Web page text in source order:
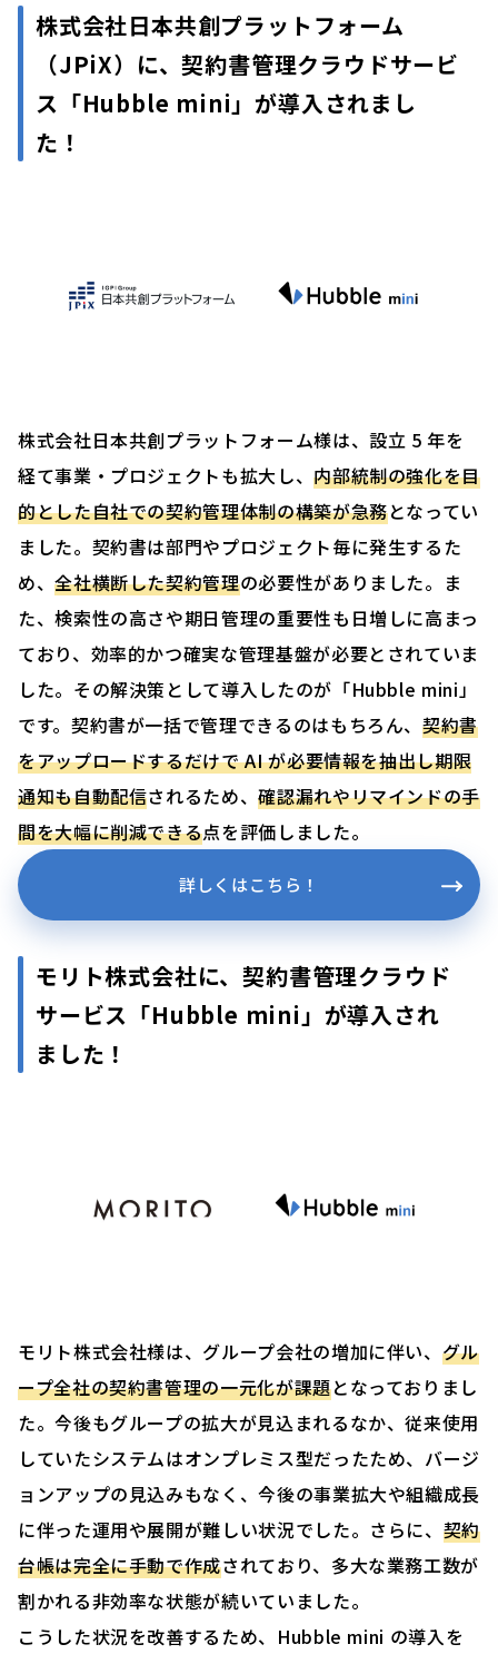
株式会社日本共創プラットフォーム
（JPiX）に、契約書管理クラウドサービ
ス「Hubble mini」が導入されまし
た！
株式会社日本共創プラットフォーム様は、設立 5 年を
経て事業・プロジェクトも拡大し、内部統制の強化を目
的とした自社での契約管理体制の構築が急務となってい
ました。契約書は部門やプロジェクト毎に発生するた
め、全社横断した契約管理の必要性がありました。ま
た、検索性の高さや期日管理の重要性も日増しに高まっ
ており、効率的かつ確実な管理基盤が必要とされていま
した。その解決策として導入したのが「Hubble mini」
です。契約書が一括で管理できるのはもちろん、契約書
をアップロードするだけで AI が必要情報を抽出し期限
通知も自動配信されるため、確認漏れやリマインドの手
間を大幅に削減できる点を評価しました。
詳しくはこちら！
モリト株式会社に、契約書管理クラウド
サービス「Hubble mini」が導入され
ました！
モリト株式会社様は、グループ会社の増加に伴い、 グル
ープ全社の契約書管理の一元化が課題となっておりまし
た。今後もグループの拡大が見込まれるなか、従来使用
していたシステムはオンプレミス型だったため、バージ
ョンアップの見込みもなく、今後の事業拡大や組織成長
に伴った運用や展開が難しい状況でした。さらに、 契約
台帳は完全に手動で作成されており、多大な業務工数が
割かれる非効率な状態が続いていました。
こうした状況を改善するため、Hubble mini の導入を